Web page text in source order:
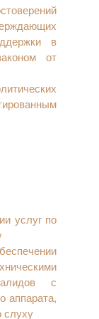
имеющих
в
от
на
или
рецепту
услуг по
с
аппарата,
слуху